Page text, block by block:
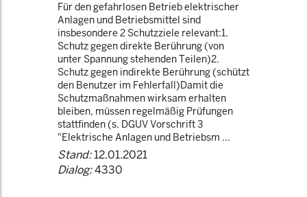
Für den gefahrlosen Betrieb elektrischer
Anlagen und Betriebsmittel sind
insbesondere 2 Schutzziele relevant:1.
Schutz gegen direkte Berührung (von
unter Spannung stehenden Teilen)2.
Schutz gegen indirekte Berührung (schützt
den Benutzer im Fehlerfall)Damit die
Schutzmaßnahmen wirksam erhalten
bleiben, müssen regelmäßig Prüfungen
stattfinden (s. DGUV Vorschrift 3
"Elektrische Anlagen und Betriebsm ...
Stand:12.01.2021
Dialog:4330